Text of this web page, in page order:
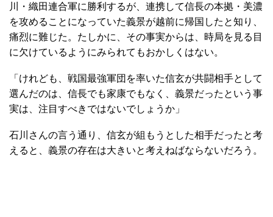
川・織田連合軍に勝利するが、連携して信長の本拠・美濃
を攻めることになっていた義景が越前に帰国したと知り、
痛烈に難じた。たしかに、その事実からは、時局を見る目
に欠けているようにみられてもおかしくはない。
「けれども、戦国最強軍団を率いた信玄が共闘相手として
選んだのは、信長でも家康でもなく、義景だったという事
実は、注目すべきではないでしょうか」
石川さんの言う通り、信玄が組もうとした相手だったと考
えると、義景の存在は大きいと考えねばならないだろう。